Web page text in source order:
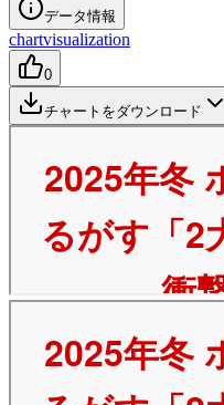
データ情報
chartvisualization
0
チャートをダウンロード